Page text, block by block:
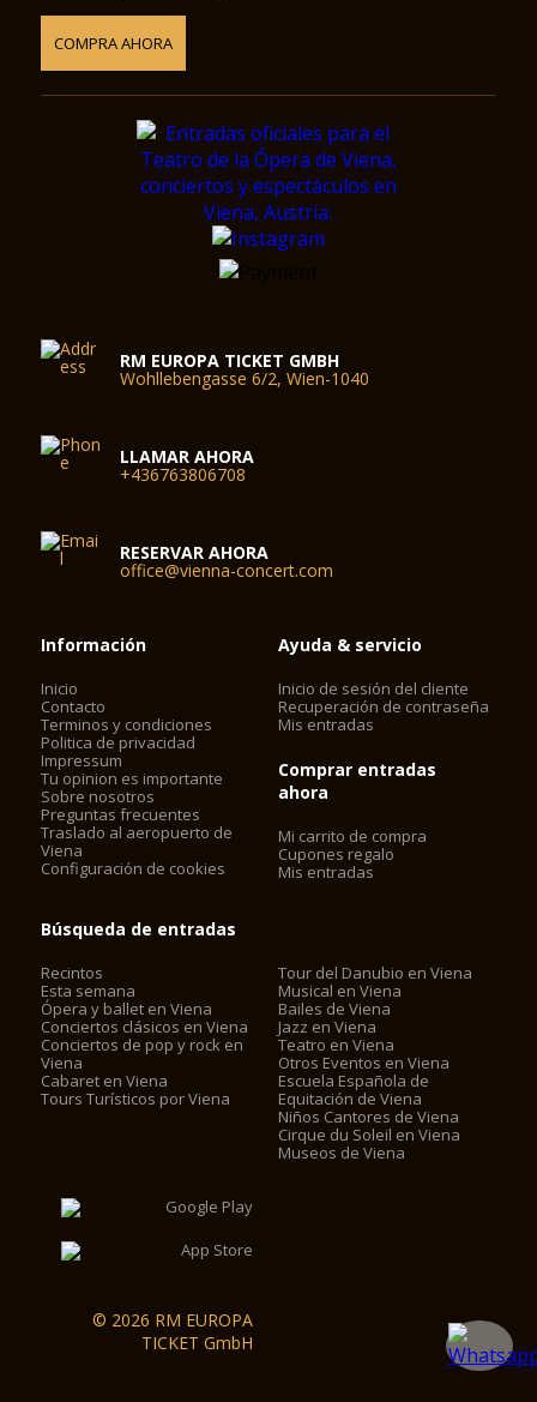
COMPRA AHORA
RM EUROPA TICKET GMBH
Wohllebengasse 6/2, Wien-1040
LLAMAR AHORA
+436763806708
RESERVAR AHORA
office@vienna-concert.com
Información
Inicio
Contacto
Terminos y condiciones
Politica de privacidad
Impressum
Tu opinion es importante
Sobre nosotros
Preguntas frecuentes
Traslado al aeropuerto de
Viena
Configuración de cookies
Ayuda & servicio
Inicio de sesión del cliente
Recuperación de contraseña
Mis entradas
Comprar entradas
ahora
Mi carrito de compra
Cupones regalo
Mis entradas
Búsqueda de entradas
Recintos
Esta semana
Ópera y ballet en Viena
Conciertos clásicos en Viena
Conciertos de pop y rock en
Viena
Cabaret en Viena
Tours Turísticos por Viena
Tour del Danubio en Viena
Musical en Viena
Bailes de Viena
Jazz en Viena
Teatro en Viena
Otros Eventos en Viena
Escuela Española de
Equitación de Viena
Niños Cantores de Viena
Cirque du Soleil en Viena
Museos de Viena
© 2026 RM EUROPA
TICKET GmbH